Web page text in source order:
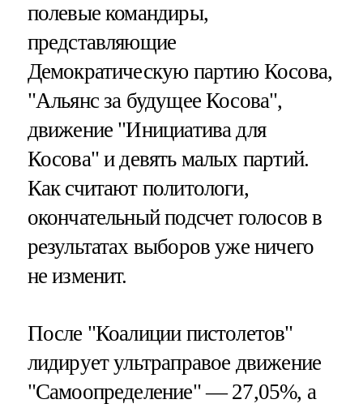
полевые командиры,
представляющие
Демократическую партию Косова,
"Альянс за будущее Косова",
движение "Инициатива для
Косова" и девять малых партий.
Как считают политологи,
окончательный подсчет голосов в
результатах выборов уже ничего
не изменит.
После "Коалиции пистолетов"
лидирует ультраправое движение
"Самоопределение" — 27,05%, а